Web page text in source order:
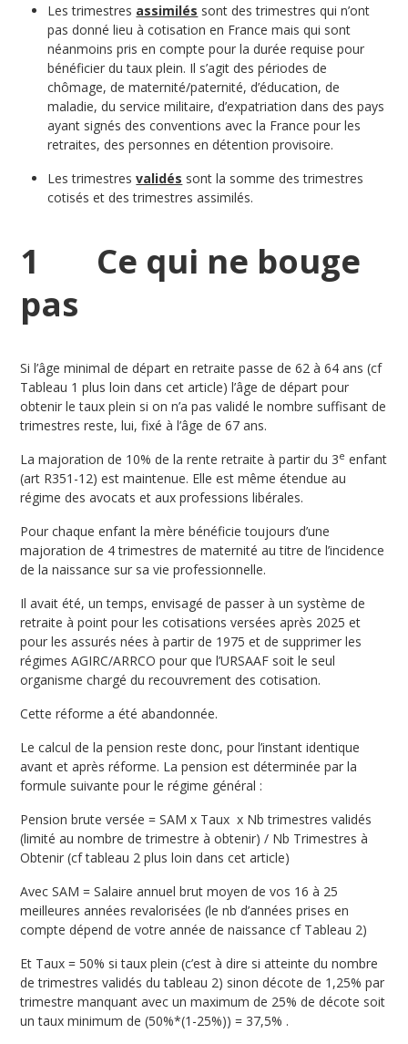
Les trimestres assimilés sont des trimestres qui n’ont
pas donné lieu à cotisation en France mais qui sont
néanmoins pris en compte pour la durée requise pour
bénéficier du taux plein. Il s’agit des périodes de
chômage, de maternité/paternité, d’éducation, de
maladie, du service militaire, d’expatriation dans des pays
ayant signés des conventions avec la France pour les
retraites, des personnes en détention provisoire.
Les trimestresvalidés sont la somme des trimestres
cotisés et des trimestres assimilés.
1 Ce qui ne bouge
pas
Si l’âge minimal de départ en retraite passe de 62 à 64 ans (cf
Tableau 1 plus loin dans cet article) l’âge de départ pour
obtenir le taux plein si on n’a pas validé le nombre suffisant de
trimestres reste, lui, fixé à l’âge de 67 ans.
La majoration de 10% de la rente retraite à partir du 3e enfant
(art R351-12) est maintenue. Elle est même étendue au
régime des avocats et aux professions libérales.
Pour chaque enfant la mère bénéficie toujours d’une
majoration de 4 trimestres de maternité au titre de l’incidence
de la naissance sur sa vie professionnelle.
Il avait été, un temps, envisagé de passer à un système de
retraite à point pour les cotisations versées après 2025 et
pour les assurés nées à partir de 1975 et de supprimer les
régimes AGIRC/ARRCO pour que l’URSAAF soit le seul
organisme chargé du recouvrement des cotisation.
Cette réforme a été abandonnée.
Le calcul de la pension reste donc, pour l’instant identique
avant et après réforme. La pension est déterminée par la
formule suivante pour le régime général :
Pension brute versée = SAM x Taux x Nb trimestres validés
(limité au nombre de trimestre à obtenir) / Nb Trimestres à
Obtenir (cf tableau 2 plus loin dans cet article)
Avec SAM = Salaire annuel brut moyen de vos 16 à 25
meilleures années revalorisées (le nb d’années prises en
compte dépend de votre année de naissance cf Tableau 2)
Et Taux = 50% si taux plein (c’est à dire si atteinte du nombre
de trimestres validés du tableau 2) sinon décote de 1,25% par
trimestre manquant avec un maximum de 25% de décote soit
un taux minimum de (50%*(1-25%)) = 37,5% .